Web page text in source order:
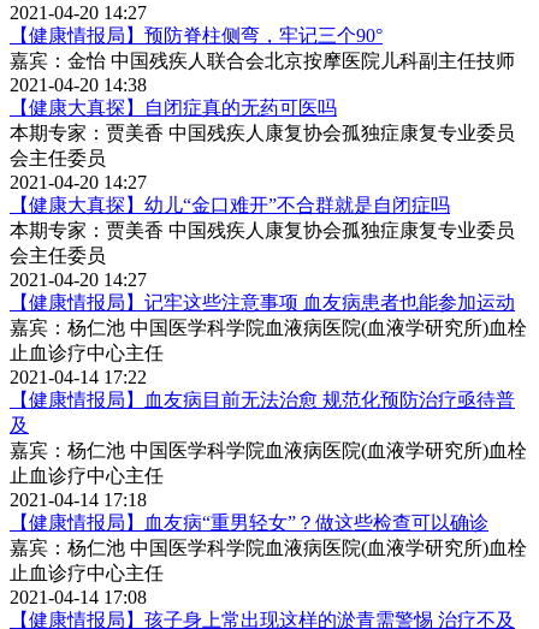
2021-04-20 14:27
【健康情报局】预防脊柱侧弯，牢记三个90°
嘉宾：金怡 中国残疾人联合会北京按摩医院儿科副主任技师
2021-04-20 14:38
【健康大真探】自闭症真的无药可医吗
本期专家：贾美香 中国残疾人康复协会孤独症康复专业委员
会主任委员
2021-04-20 14:27
【健康大真探】幼儿“金口难开”不合群就是自闭症吗
本期专家：贾美香 中国残疾人康复协会孤独症康复专业委员
会主任委员
2021-04-20 14:27
【健康情报局】记牢这些注意事项 血友病患者也能参加运动
嘉宾：杨仁池 中国医学科学院血液病医院(血液学研究所)血栓
止血诊疗中心主任
2021-04-14 17:22
【健康情报局】血友病目前无法治愈 规范化预防治疗亟待普
及
嘉宾：杨仁池 中国医学科学院血液病医院(血液学研究所)血栓
止血诊疗中心主任
2021-04-14 17:18
【健康情报局】血友病“重男轻女”？做这些检查可以确诊
嘉宾：杨仁池 中国医学科学院血液病医院(血液学研究所)血栓
止血诊疗中心主任
2021-04-14 17:08
【健康情报局】孩子身上常出现这样的淤青需警惕 治疗不及